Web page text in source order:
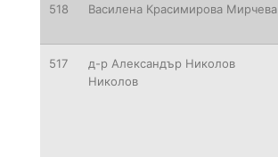
518 Василена Красимирова Мирчева
517
д-р Александър Николов
Николов